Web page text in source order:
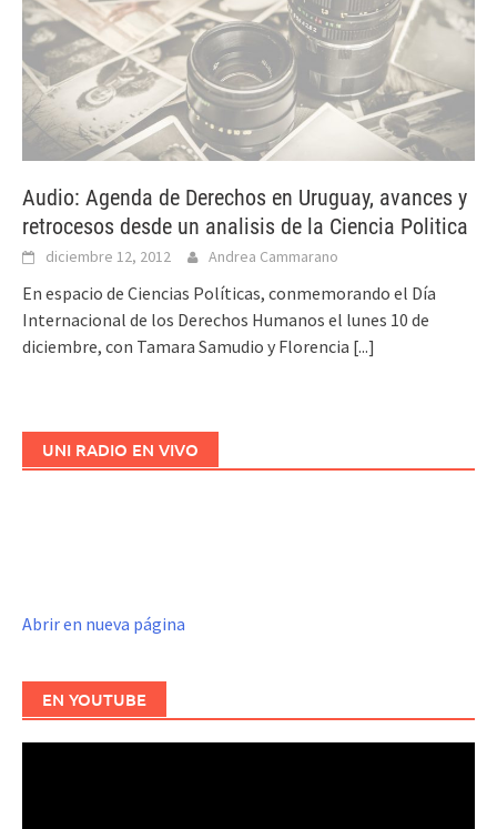
Audio: Agenda de Derechos en Uruguay, avances y
retrocesos desde un analisis de la Ciencia Politica
diciembre 12, 2012 Andrea Cammarano
En espacio de Ciencias Políticas, conmemorando el Día
Internacional de los Derechos Humanos el lunes 10 de
diciembre, con Tamara Samudio y Florencia [...]
UNI RADIO EN VIVO
Abrir en nueva página
EN YOUTUBE